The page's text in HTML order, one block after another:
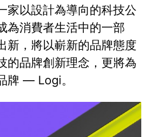
家以設計為導向的科技公
為消費者生活中的一部
新，將以嶄新的品牌態度
的品牌創新理念，更將為
牌 — Logi。